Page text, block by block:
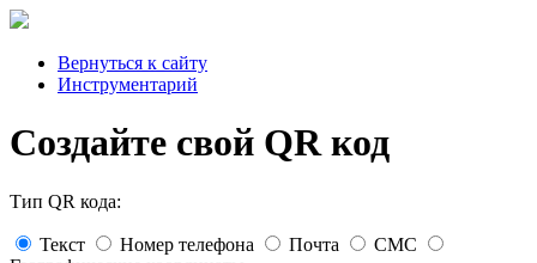
Вернуться к сайту
Инструментарий
Создайте свой QR код
Тип QR кода:
Текст Номер телефона Почта
СМС